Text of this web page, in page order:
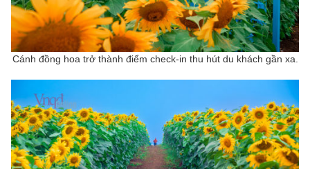
Cánh đồng hoa trở thành điểm check-in thu hút du khách gần xa.